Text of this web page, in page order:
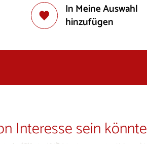
In Meine Auswahl
hinzufügen
Interesse sein könnte